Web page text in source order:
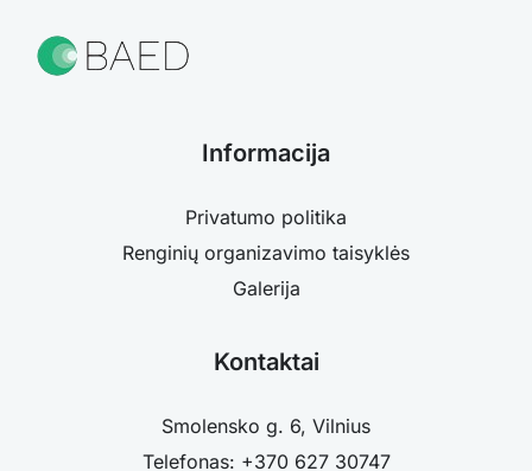
Informacija
Privatumo politika
Renginių organizavimo taisyklės
Galerija
Kontaktai
Smolensko g. 6, Vilnius
Telefonas: +370 627 30747